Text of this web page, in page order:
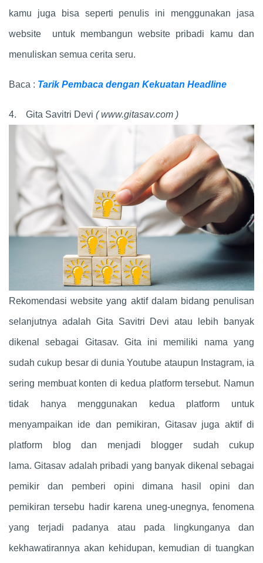
kamu juga bisa seperti penulis ini menggunakan jasa
website untuk membangun website pribadi kamu dan
menuliskan semua cerita seru.
Baca : Tarik Pembaca dengan Kekuatan Headline
4. Gita Savitri Devi ( www.gitasav.com )
Rekomendasi website yang aktif dalam bidang penulisan
selanjutnya adalah Gita Savitri Devi atau lebih banyak
dikenal sebagai Gitasav. Gita ini memiliki nama yang
sudah cukup besar di dunia Youtube ataupun Instagram, ia
sering membuat konten di kedua platform tersebut. Namun
tidak hanya menggunakan kedua platform untuk
menyampaikan ide dan pemikiran, Gitasav juga aktif di
platform blog dan menjadi blogger sudah cukup
lama. Gitasav adalah pribadi yang banyak dikenal sebagai
pemikir dan pemberi opini dimana hasil opini dan
pemikiran tersebu hadir karena uneg-unegnya, fenomena
yang terjadi padanya atau pada lingkunganya dan
kekhawatirannya akan kehidupan, kemudian di tuangkan